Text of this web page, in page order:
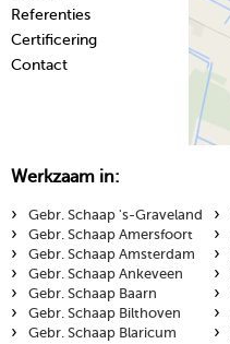
Referenties
Certificering
Contact
Werkzaam in:
›
Gebr. Schaap 's-Graveland
› Gebr. Schaap Amersfoort
› Gebr. Schaap Amsterdam
› Gebr. Schaap Ankeveen
› Gebr. Schaap Baarn
› Gebr. Schaap Bilthoven
› Gebr. Schaap Blaricum
›
›
›
›
›
›
›